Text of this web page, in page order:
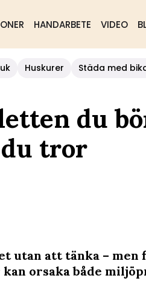
HANDARBETE VIDEO
Huskurer
Städa med
du
tror
utan att tänka –
orsaka både